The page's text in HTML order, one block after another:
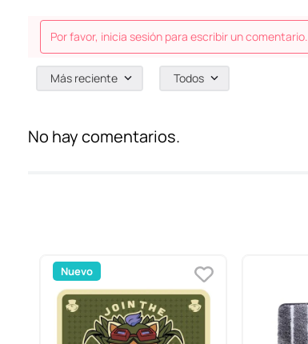
Por favor, inicia sesión para escribir un comentario.
Más reciente Todos
No hay comentarios.
Nuevo